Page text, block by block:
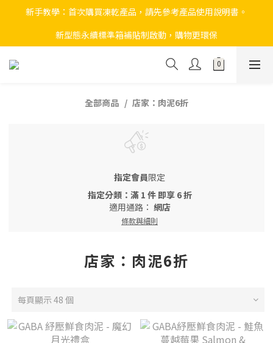
新手教學：首次購買凍乾產品，請先參考產品使用說明書。
新型態永續標準箱補貼制啟動，購物更環保
全部商品 店家：肉泥6折
指定會員限定
指定分類：滿 1 件 即享 6 折
適用通路： 網店
條款與細則
店家：肉泥6折
每頁顯示 48 個